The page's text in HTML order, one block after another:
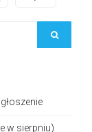
w sierpniu)